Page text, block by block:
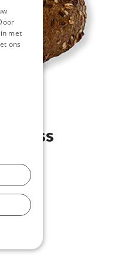
met
ons